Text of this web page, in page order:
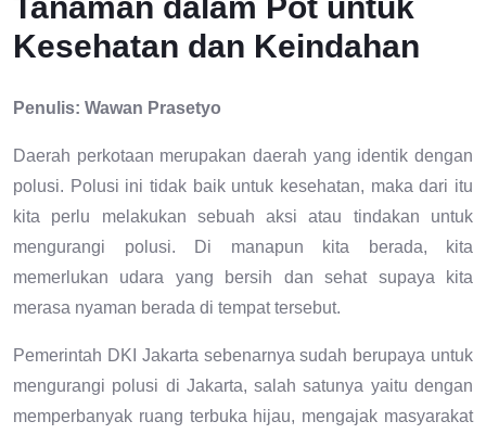
Tanaman dalam Pot untuk
Kesehatan dan Keindahan
Penulis: Wawan Prasetyo
Daerah perkotaan merupakan daerah yang identik dengan
polusi. Polusi ini tidak baik untuk kesehatan, maka dari itu
kita perlu melakukan sebuah aksi atau tindakan untuk
mengurangi polusi. Di manapun kita berada, kita
memerlukan udara yang bersih dan sehat supaya kita
merasa nyaman berada di tempat tersebut.
Pemerintah DKI Jakarta sebenarnya sudah berupaya untuk
mengurangi polusi di Jakarta, salah satunya yaitu dengan
memperbanyak ruang terbuka hijau, mengajak masyarakat